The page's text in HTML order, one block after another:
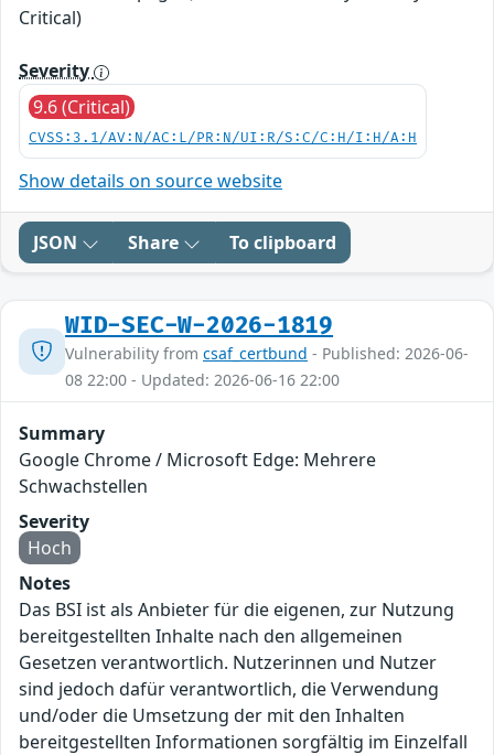
Critical)
Severity
9.6 (Critical)
CVSS:3.1/AV:N/AC:L/PR:N/UI:R/S:C/C:H/I:H/A:H
Show details on source website
JSON Share To clipboard
WID-SEC-W-2026-1819
Vulnerability from csaf_certbund - Published: 2026-06-
08 22:00 - Updated: 2026-06-16 22:00
Summary
Google Chrome / Microsoft Edge: Mehrere
Schwachstellen
Severity
Hoch
Notes
Das BSI ist als Anbieter für die eigenen, zur Nutzung
bereitgestellten Inhalte nach den allgemeinen
Gesetzen verantwortlich. Nutzerinnen und Nutzer
sind jedoch dafür verantwortlich, die Verwendung
und/oder die Umsetzung der mit den Inhalten
bereitgestellten Informationen sorgfältig im Einzelfall